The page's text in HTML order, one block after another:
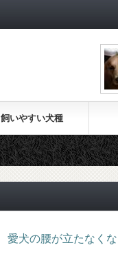
飼いやすい犬種
犬の
愛犬の腰が立たなく